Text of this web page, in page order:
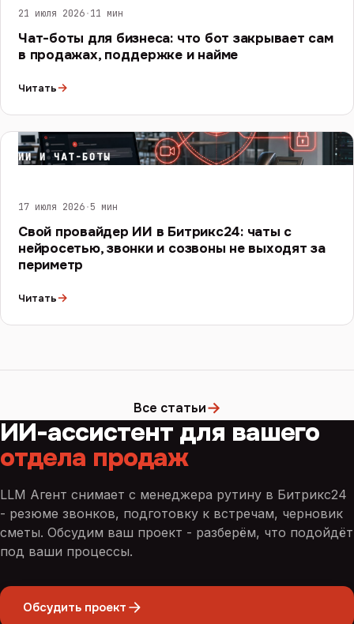
21 июля 2026·11 мин
Чат-боты для бизнеса: что бот закрывает сам
в продажах, поддержке и найме
Читать→
ИИ И ЧАТ-БОТЫ
17 июля 2026·5 мин
Свой провайдер ИИ в Битрикс24: чаты с
нейросетью, звонки и созвоны не выходят за
периметр
Читать→
Все статьи→
ИИ-ассистент для вашего
отдела продаж
LLM Агент снимает с менеджера рутину в Битрикс24
- резюме звонков, подготовку к встречам, черновик
сметы. Обсудим ваш проект - разберём, что подойдёт
под ваши процессы.
Обсудить проект